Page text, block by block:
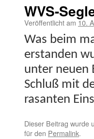
WVS-
Veröffentlicht am 10.
Was beim
erstanden
unter neuen
Schluß mit
ras­an­ten
Dieser Beitrag wurde
für den Permalink.